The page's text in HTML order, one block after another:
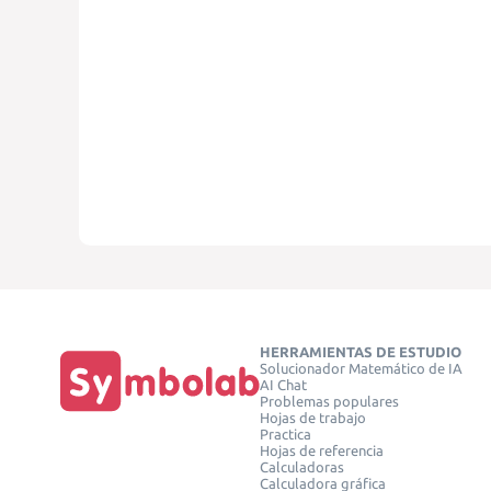
HERRAMIENTAS DE ESTUDIO
Solucionador Matemático de IA
AI Chat
Problemas populares
Hojas de trabajo
Practica
Hojas de referencia
Calculadoras
Calculadora gráfica